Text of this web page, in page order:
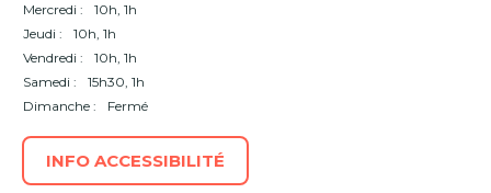
Mercredi :
10h, 1h
Jeudi :
10h, 1h
Vendredi :
10h, 1h
Samedi :
15h30, 1h
Dimanche :
Fermé
INFO ACCESSIBILITÉ